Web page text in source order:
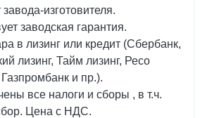
изготовителя.
заводская гарантия.
в лизинг или кредит (Сбербанк,
лизинг, Тайм лизинг, Ресо
и пр.).
все налоги и сборы , в т.ч.
Цена с НДС.